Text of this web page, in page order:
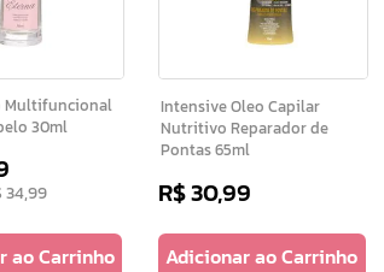
30ml
34,99
ao Carrinho
Intensive Oleo Capilar
Nutritivo Reparador de
Pontas 65ml
R$30,99
Adicionar ao Carrinho